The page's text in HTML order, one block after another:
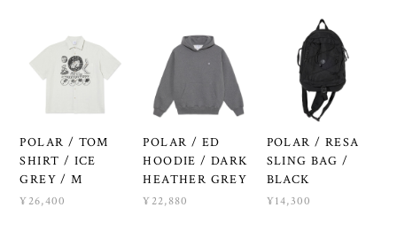
POLAR / TOM
SHIRT / ICE
GREY / M
¥26,400
POLAR / ED
HOODIE / DARK
HEATHER GREY
¥22,880
POLAR / RESA
SLING BAG /
BLACK
¥14,300